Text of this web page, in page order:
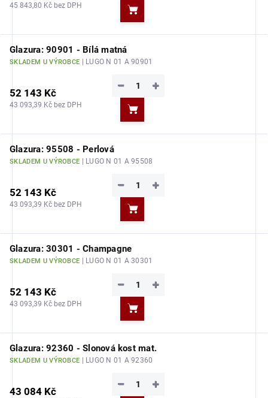
45 843,80 Kč bez DPH
Do košíku
Glazura: 90901 - Bílá matná
SKLADEM U VÝROBCE | LUGO N 01 A 90901
52 143 Kč
43 093,39 Kč bez DPH
+
−
Do košíku
Glazura: 95508 - Perlová
SKLADEM U VÝROBCE | LUGO N 01 A 95508
52 143 Kč
43 093,39 Kč bez DPH
+
−
Do košíku
Glazura: 30301 - Champagne
SKLADEM U VÝROBCE | LUGO N 01 A 30301
52 143 Kč
43 093,39 Kč bez DPH
+
−
Do košíku
Glazura: 92360 - Slonová kost mat.
SKLADEM U VÝROBCE | LUGO N 01 A 92360
43 084 Kč +
−